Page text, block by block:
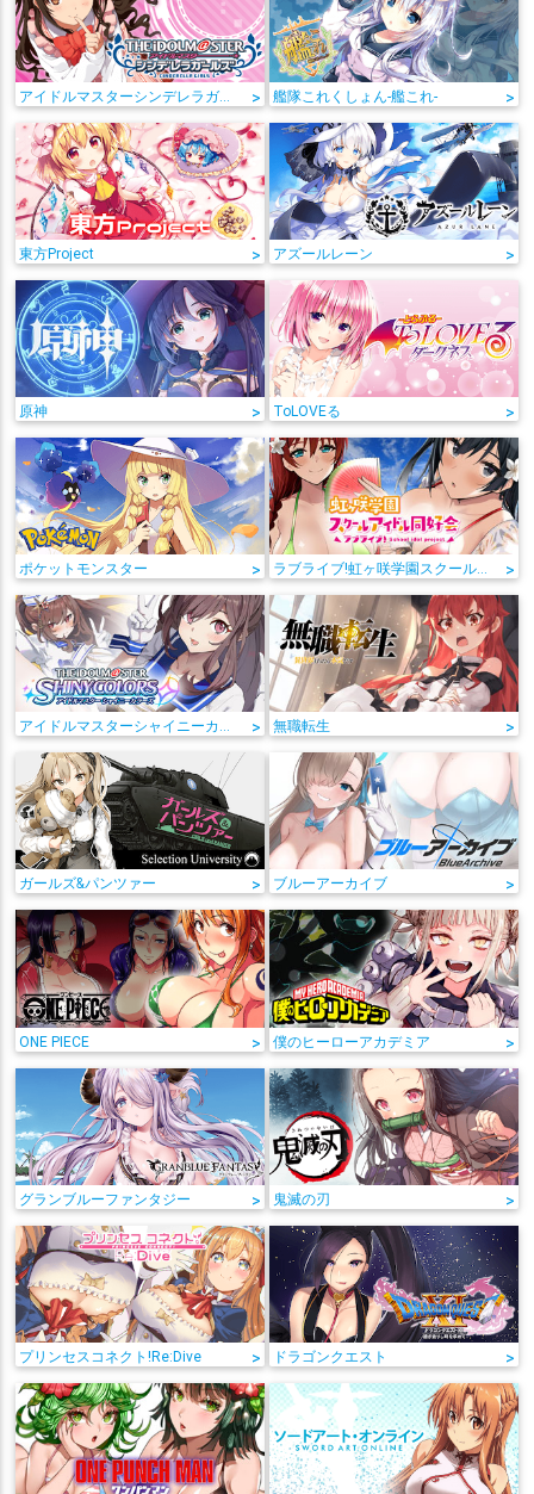
アイドルマスターシンデレラガールズ > 艦隊これくしょん-艦これ- >
東方Project > アズールレーン >
原神 > ToLOVEる >
ポケットモンスター > ラブライブ!虹ヶ咲学園スクールアイドル同好会 >
アイドルマスターシャイニーカラーズ > 無職転生 >
ガールズ&パンツァー > ブルーアーカイブ >
ONE PIECE > 僕のヒーローアカデミア >
グランブルーファンタジー > 鬼滅の刃 >
プリンセスコネクト!Re:Dive > ドラゴンクエスト >